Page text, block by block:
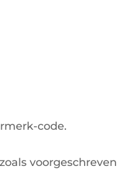
code.
voorgeschreven